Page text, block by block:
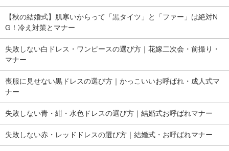
【秋の結婚式】肌寒いからって「黒タイツ」と「ファー」は絶対N
G！冷え対策とマナー
失敗しない白ドレス・ワンピースの選び方｜花嫁二次会・前撮り・
マナー
喪服に見せない黒ドレスの選び方｜かっこいいお呼ばれ・成人式マ
ナー
失敗しない青・紺・水色ドレスの選び方｜結婚式お呼ばれマナー
失敗しない赤・レッドドレスの選び方｜結婚式・お呼ばれマナー